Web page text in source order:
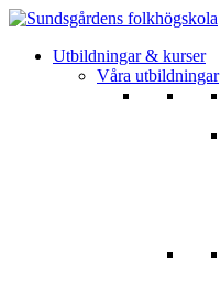
Utbildningar & kurser
Våra utbildningar